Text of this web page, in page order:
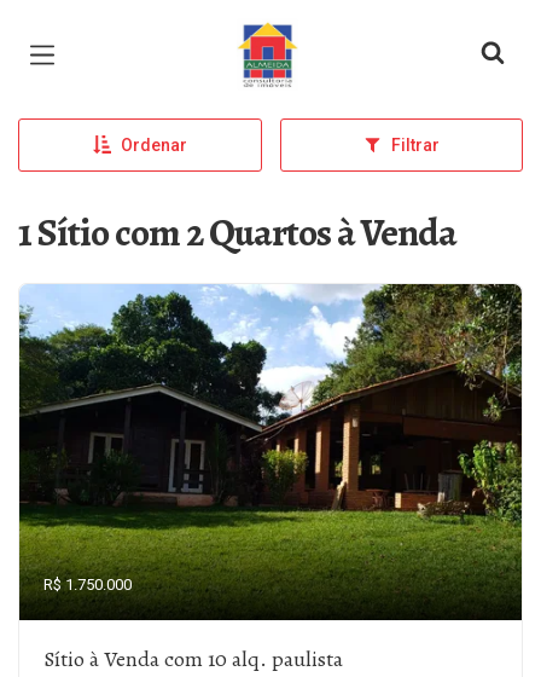
Página inicial
Ordenar Filtrar
1 Sítio com 2 Quartos à Venda
R$ 1.750.000
Sítio à Venda com 10 alq. paulista